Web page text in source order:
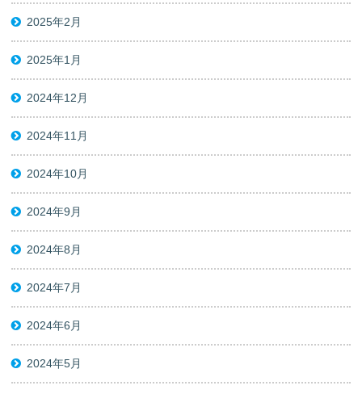
2025年2月
2025年1月
2024年12月
2024年11月
2024年10月
2024年9月
2024年8月
2024年7月
2024年6月
2024年5月